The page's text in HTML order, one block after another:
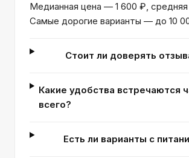
Медианная цена — 1 600 ₽,
Самые дорогие варианты — до 10
Стоит ли доверять
Какие удобства встречаются
всего?
Есть ли варианты с